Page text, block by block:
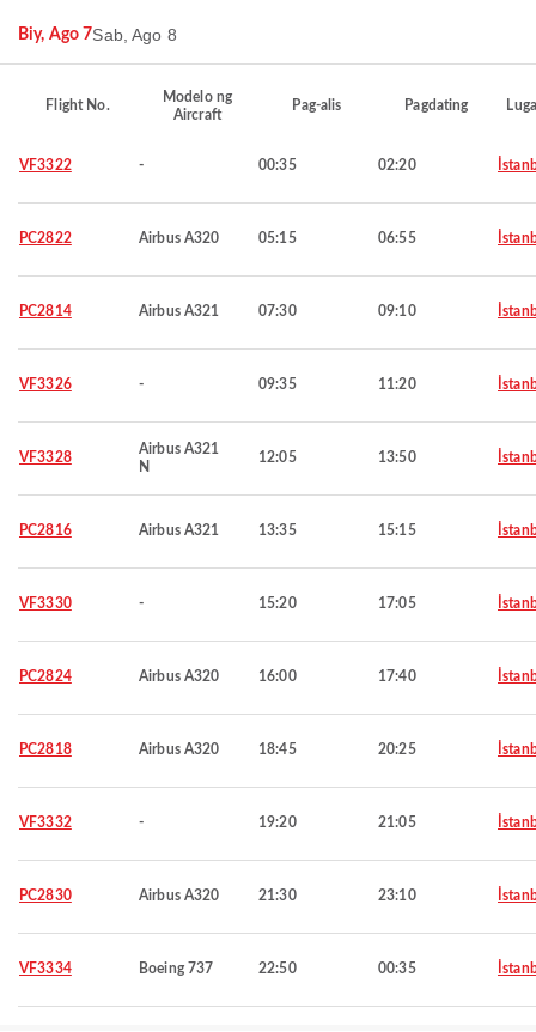
Biy, Ago 7Sab, Ago 8
Flight No.
Modelo ng
Aircraft
Pag-alis Pagdating
VF3322 - 00:35 02:20
PC2822 Airbus A320 05:15 06:55
PC2814 Airbus A321 07:30 09:10
VF3326 - 09:35 11:20
VF3328
Airbus A321
N
12:05 13:50
PC2816 Airbus A321 13:35 15:15
VF3330 - 15:20 17:05
PC2824 Airbus A320 16:00 17:40
PC2818 Airbus A320 18:45 20:25
VF3332 - 19:20 21:05
PC2830 Airbus A320 21:30 23:10
VF3334 Boeing 737 22:50 00:35